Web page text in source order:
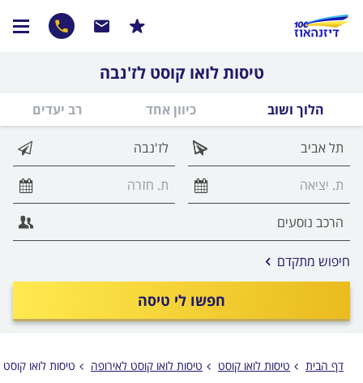
טיסות לואו קוסט לז'נבה
הלוך ושוב כיוון אחד רב יעדים
חפשו לי טיסה
חיפוש מתקדם אפשרויות
החיפוש
לפני
דף הבית טיסות לואו קוסט טיסות לואו קוסט לאירופה טיסות לואו